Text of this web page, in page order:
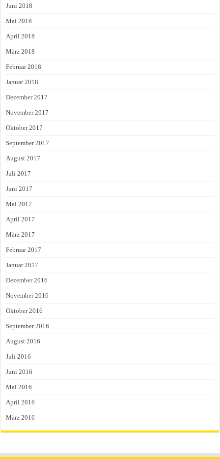
Juni 2018
Mai 2018
April 2018
März 2018
Februar 2018
Januar 2018
Dezember 2017
November 2017
Oktober 2017
September 2017
August 2017
Juli 2017
Juni 2017
Mai 2017
April 2017
März 2017
Februar 2017
Januar 2017
Dezember 2016
November 2016
Oktober 2016
September 2016
August 2016
Juli 2016
Juni 2016
Mai 2016
April 2016
März 2016